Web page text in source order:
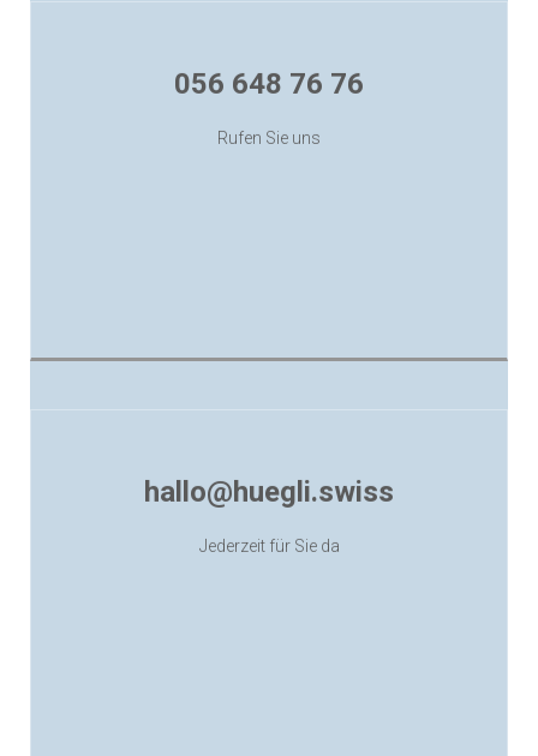
056 648 76 76
Rufen Sie uns
Sa 08:00 -13:00
hallo@huegli.swiss
Jederzeit für Sie da
www.huegli.swiss